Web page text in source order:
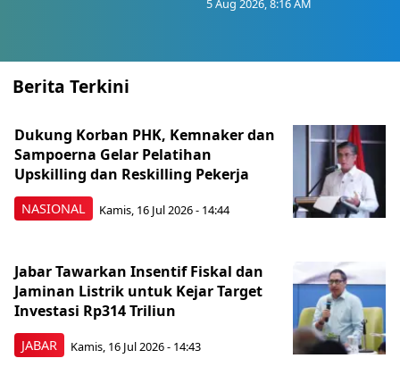
5 Aug 2026, 8:16 AM
Berita Terkini
NASIONAL
Dukung Korban PHK, Kemnaker dan
Sampoerna Gelar Pelatihan
Upskilling dan Reskilling Pekerja
Kamis, 16 Jul 2026 - 14:44
JABAR
Jabar Tawarkan Insentif Fiskal dan
Jaminan Listrik untuk Kejar Target
Investasi Rp314 Triliun
Kamis, 16 Jul 2026 - 14:43